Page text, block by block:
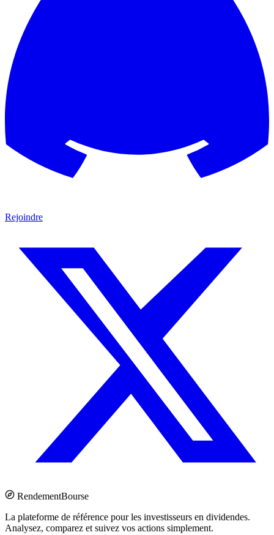
Rejoindre
RendementBourse
La plateforme de référence pour les investisseurs en dividendes.
Analysez, comparez et suivez vos actions simplement.